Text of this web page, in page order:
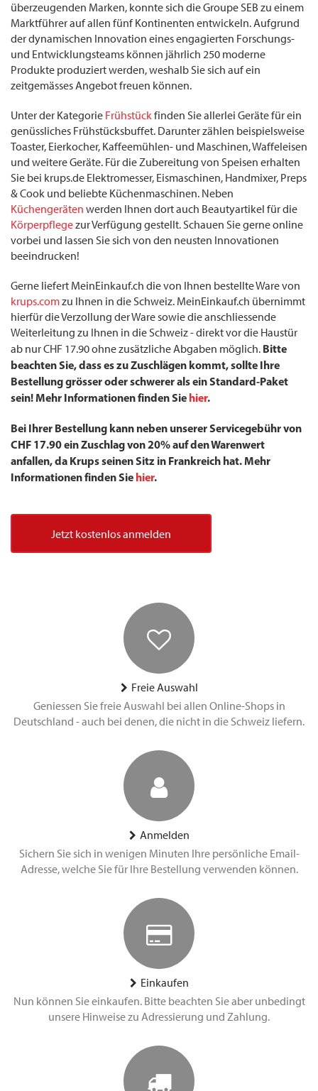
überzeugenden Marken, konnte sich die Groupe SEB zu einem
Marktführer auf allen fünf Kontinenten entwickeln. Aufgrund
der dynamischen Innovation eines engagierten Forschungs-
und Entwicklungsteams können jährlich 250 moderne
Produkte produziert werden, weshalb Sie sich auf ein
zeitgemässes Angebot freuen können.
Unter der Kategorie Frühstückfinden Sie allerlei Geräte für ein
genüssliches Frühstücksbuffet. Darunter zählen beispielsweise
Toaster, Eierkocher, Kaffeemühlen- und Maschinen, Waffeleisen
und weitere Geräte. Für die Zubereitung von Speisen erhalten
Sie bei krups.de Elektromesser, Eismaschinen, Handmixer, Preps
& Cook und beliebte Küchenmaschinen. Neben
Küchengeräten werden Ihnen dort auch Beautyartikel für die
Körperpflegezur Verfügung gestellt. Schauen Sie gerne online
vorbei und lassen Sie sich von den neusten Innovationen
beeindrucken!
Gerne liefert MeinEinkauf.ch die von Ihnen bestellte Ware von
krups.comzu Ihnen in die Schweiz. MeinEinkauf.ch übernimmt
hierfür die Verzollung der Ware sowie die anschliessende
Weiterleitung zu Ihnen in die Schweiz - direkt vor die Haustür
ab nur CHF 17.90 ohne zusätzliche Abgaben möglich. Bitte
beachten Sie, dass es zu Zuschlägen kommt, sollte Ihre
Bestellung grösser oder schwerer als ein Standard-Paket
sein! Mehr Informationen finden Sie hier.
Bei Ihrer Bestellung kann neben unserer Servicegebühr von
CHF 17.90 ein Zuschlag von 20% auf den Warenwert
anfallen, da Krups seinen Sitz in Frankreich hat. Mehr
Informationen finden Sie hier.
Jetzt kostenlos anmelden
Freie Auswahl
Geniessen Sie freie Auswahl bei allen Online-Shops in
Deutschland - auch bei denen, die nicht in die Schweiz liefern.
Anmelden
Sichern Sie sich in wenigen Minuten Ihre persönliche Email-
Adresse, welche Sie für Ihre Bestellung verwenden können.
Einkaufen
Nun können Sie einkaufen. Bitte beachten Sie aber unbedingt
unsere Hinweise zu Adressierung und Zahlung.